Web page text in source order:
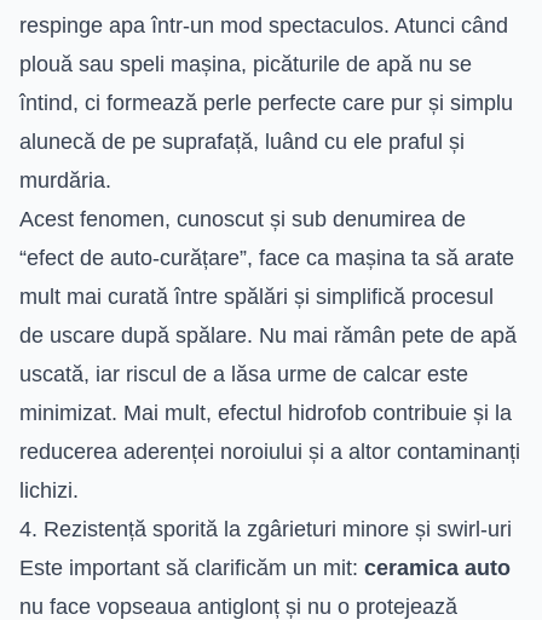
respinge apa într-un mod spectaculos. Atunci când
plouă sau speli mașina, picăturile de apă nu se
întind, ci formează perle perfecte care pur și simplu
alunecă de pe suprafață, luând cu ele praful și
murdăria.
Acest fenomen, cunoscut și sub denumirea de
“efect de auto-curățare”, face ca mașina ta să arate
mult mai curată între spălări și simplifică procesul
de uscare după spălare. Nu mai rămân pete de apă
uscată, iar riscul de a lăsa urme de calcar este
minimizat. Mai mult, efectul hidrofob contribuie și la
reducerea aderenței noroiului și a altor contaminanți
lichizi.
4. Rezistență sporită la zgârieturi minore și swirl-uri
Este important să clarificăm un mit: ceramica auto
nu face vopseaua antiglonț și nu o protejează